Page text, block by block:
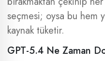
seçmesi; oysa bu hem
kaynak tüketir.
GPT-5.4 Ne Zaman